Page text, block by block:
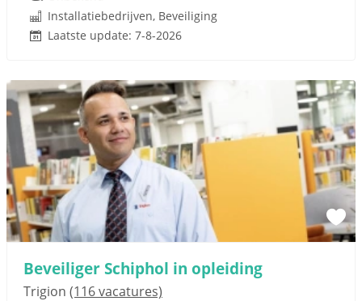
Installatiebedrijven, Beveiliging
Laatste update: 7-8-2026
Beveiliger Schiphol in opleiding
Trigion (116 vacatures)